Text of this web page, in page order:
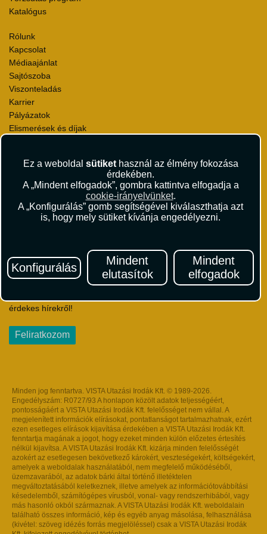
Ez a weboldal sütikethasznál az élmény fokozása
érdekében.
A „Mindent elfogadok”, gombra kattintva elfogadja a
cookie-irányelvünket.
A „Konfigurálás” gomb segítségével kiválaszthatja azt
is, hogy mely sütiket kívánja engedélyezni.
Konfigurálás
Mindent
elutasítok
Mindent
elfogadok
Katalógus
Rólunk
Kapcsolat
Médiaajánlat
Sajtószoba
Viszonteladás
Karrier
Pályázatok
Elismerések és díjak
Utazási Csomag Szerződési Feltételek
Útlemondás-biztosítás Szerződési Feltételek
Utasbiztosítás Szerződési Feltételek
Repülőjegy Szerződési Feltételek
Adatvédelem
Hírlevél
Iratkozzon fel Magyarország egyik legszínesebb utazási
érdekes hírekről!
Feliratkozom
Minden jog fenntartva. VISTA Utazási Irodák Kft. © 1989-2026.
Engedélyszám: R0727/93 A honlapon közölt adatok teljességéért,
pontosságáért a VISTA Utazási Irodák Kft. felelősséget nem vállal. A
megjelenített információk elírásokat, pontatlanságot tartalmazhatnak, ezért
ezen esetleges elírások kijavítása érdekében a VISTA Utazási Irodák Kft.
fenntartja magának a jogot, hogy ezeket minden külön előzetes értesítés
nélkül kijavítsa. A VISTA Utazási Irodák Kft. kizárja minden felelősségét
azokért az esetlegesen bekövetkező károkért, veszteségekért, költségekért,
amelyek a weboldalak használatából, nem megfelelő működéséből,
üzemzavarából, az adatok bárki által történő illetéktelen
megváltoztatásából keletkeznek, illetve amelyek az információtovábbítási
késedelemből, számítógépes vírusból, vonal- vagy rendszerhibából, vagy
más hasonló okból származnak. A VISTA Utazási Irodák Kft. weboldalain
található összes információ, kép és egyéb anyag másolása, felhasználása
(kivétel: szöveg idézés forrás megjelöléssel) csak a VISTA Utazási Irodák